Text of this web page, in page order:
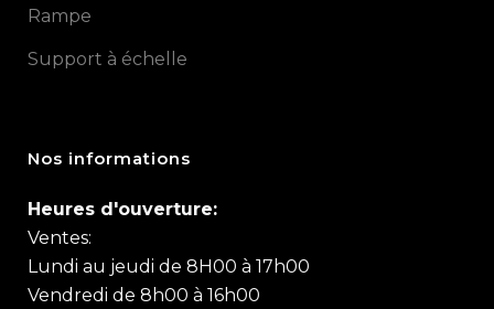
Rampe
Support à échelle
Nos informations
Heures d'ouverture:
Ventes:
Lundi au jeudi de 8H00 à 17h00
Vendredi de 8h00 à 16h00